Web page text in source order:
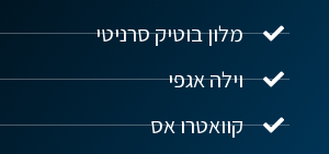
מלון בוטיק סרניטי
וילה אגפי
קוואטרו אס
נדל"ן ביוון G.R.E